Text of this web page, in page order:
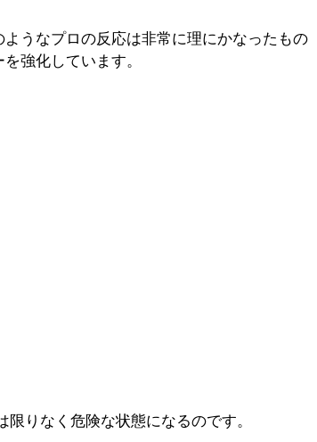
うなプロの反応は非常に理にかなったもの
強化しています。
りなく危険な状態になるのです。